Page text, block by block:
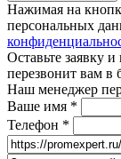
Нажимая на
персональных
Оставьте заявку
перезвонит вам в
Наш менеджер
Ваше имя *
Телефон *